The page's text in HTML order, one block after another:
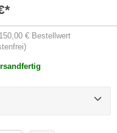
*
€ Bestellwert